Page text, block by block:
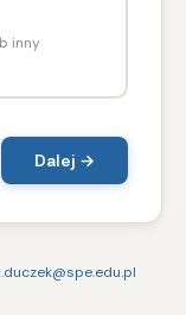
inny
Dalej →